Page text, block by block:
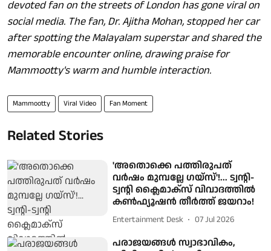
devoted fan on the streets of London has gone viral on
social media. The fan, Dr. Ajitha Mohan, stopped her car
after spotting the Malayalam superstar and shared the
memorable encounter online, drawing praise for
Mammootty's warm and humble interaction.
Mammootty Viral Video Fan Moment
Related Stories
'അതൊക്കെ പത്തിരുപത്
വർഷം മുമ്പല്ലേ ഗയ്‌സ്'!... ട്വന്റി-
ട്വന്റി ക്ലൈമാക്‌സ് വിവാദത്തിൽ
കൺഫ്യൂഷൻ തീർത്ത് ജയറാം!
Entertainment Desk 07 Jul 2026
പരാജയങ്ങൾ സ്വാഭാവികം,